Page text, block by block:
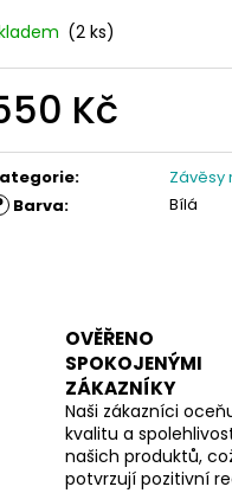
(2 ks)
Kč
: Závěsy
Barva: Bílá
OVĚŘENO
SPOKOJENÝMI
ZÁKAZNÍKY
Naši zákazníci
kvalitu a
našich produktů,
potvrzují pozitivní